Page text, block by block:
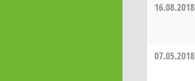
16.08.2018
07.05.2018